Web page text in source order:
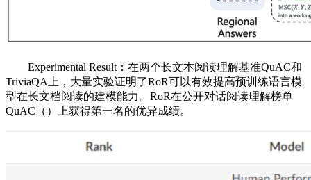
Experimental Result：在两个长文本阅读理解基准QuAC和
TriviaQA上，大量实验证明了RoR可以有效提高预训练语言模
型在长文档阅读的建模能力。RoR在公开对话阅读理解榜单
QuAC（）上获得第一名的优异成绩。